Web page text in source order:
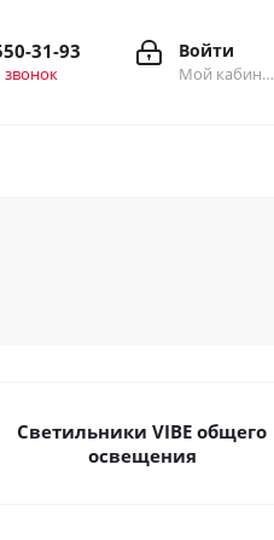
Войти
Мой кабинет
31-93
звонок
Светильники VIBE общего
освещения